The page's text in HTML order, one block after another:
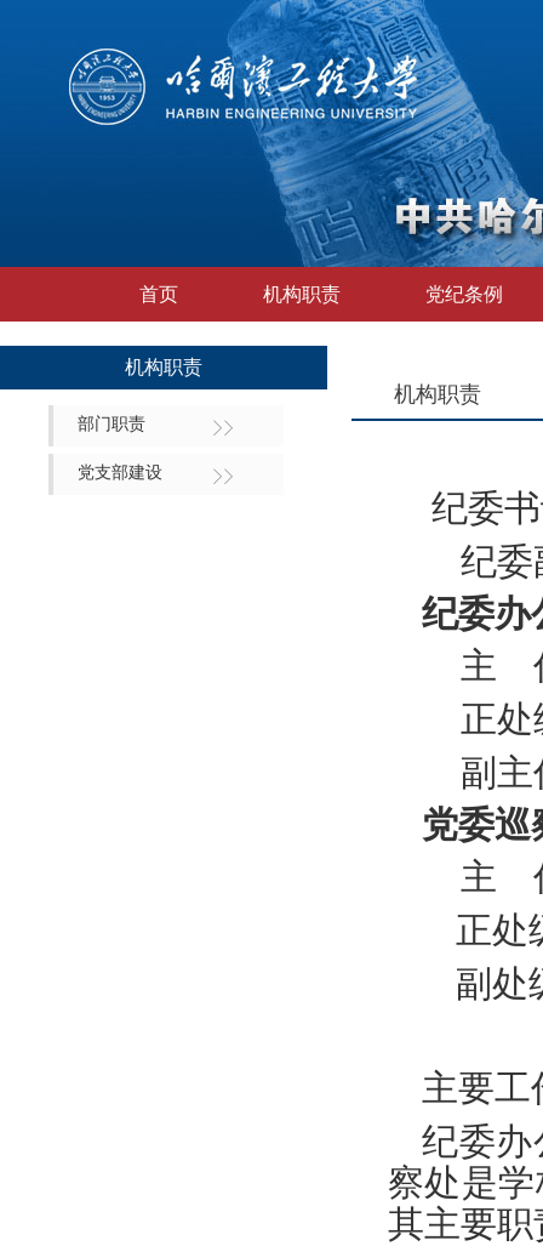
首页 机构职责 党纪条例
机构职责
部门职责
党支部建设
机构职责
纪委
纪委
纪委办
主 任
正处级
副主
党委巡
主 任
正处
副处
主要工
纪委办
察处是
其主要